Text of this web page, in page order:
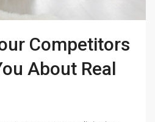
Competitors
About Real